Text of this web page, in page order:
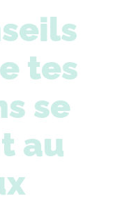
tes
se
au